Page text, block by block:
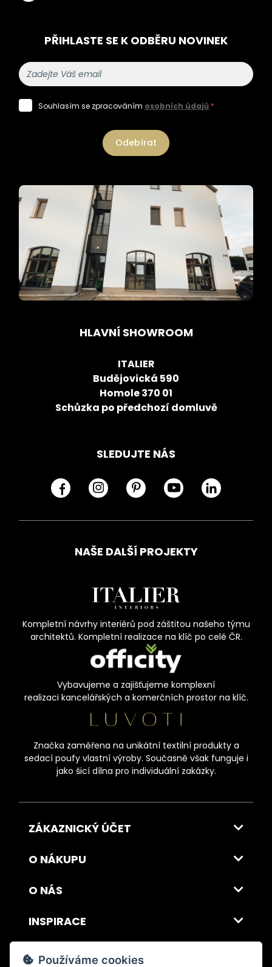
PŘIHLASTE SE K ODBĚRU NOVINEK
Souhlasím se zpracováním osobních údajů *
Odebírat
HLAVNÍ SHOWROOM
ITALIER
Budějovická 590
Homole 370 01
Schůzka po předchozí domluvě
SLEDUJTE NÁS
NAŠE DALŠÍ PROJEKTY
Kompletní návrhy interiérů pod záštitou našeho týmu
architektů. Kompletní realizace na klíč po celé ČR.
Vybavujeme a zajišťujeme komplexní
realizaci kancelářských a komerčních prostor na klíč.
Značka zaměřena na unikátní textilní produkty a
sedací poufy vlastní výroby. Současně však funguje i
jako šicí dílna pro individuální zakázky.
ZÁKAZNICKÝ ÚČET
O NÁKUPU
O NÁS
INSPIRACE
DOPRAVA A PLATBA
Používáme cookies